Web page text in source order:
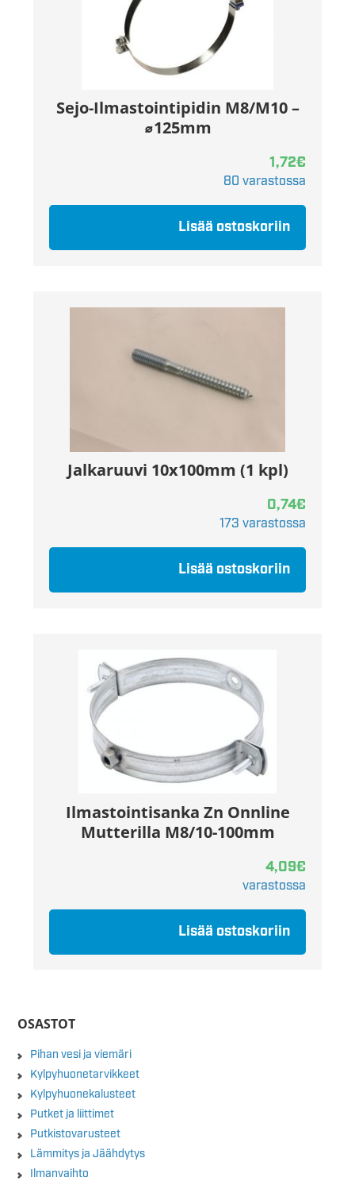
Sejo-Ilmastointipidin M8/M10 –
⌀125mm
1,72€
80 varastossa
Lisää ostoskoriin
Jalkaruuvi 10x100mm (1 kpl)
0,74€
173 varastossa
Lisää ostoskoriin
Ilmastointisanka Zn Onnline
Mutterilla M8/10-100mm
4,09€
varastossa
Lisää ostoskoriin
OSASTOT
Pihan vesi ja viemäri
Kylpyhuonetarvikkeet
Kylpyhuonekalusteet
Putket ja liittimet
Putkistovarusteet
Lämmitys ja Jäähdytys
Ilmanvaihto